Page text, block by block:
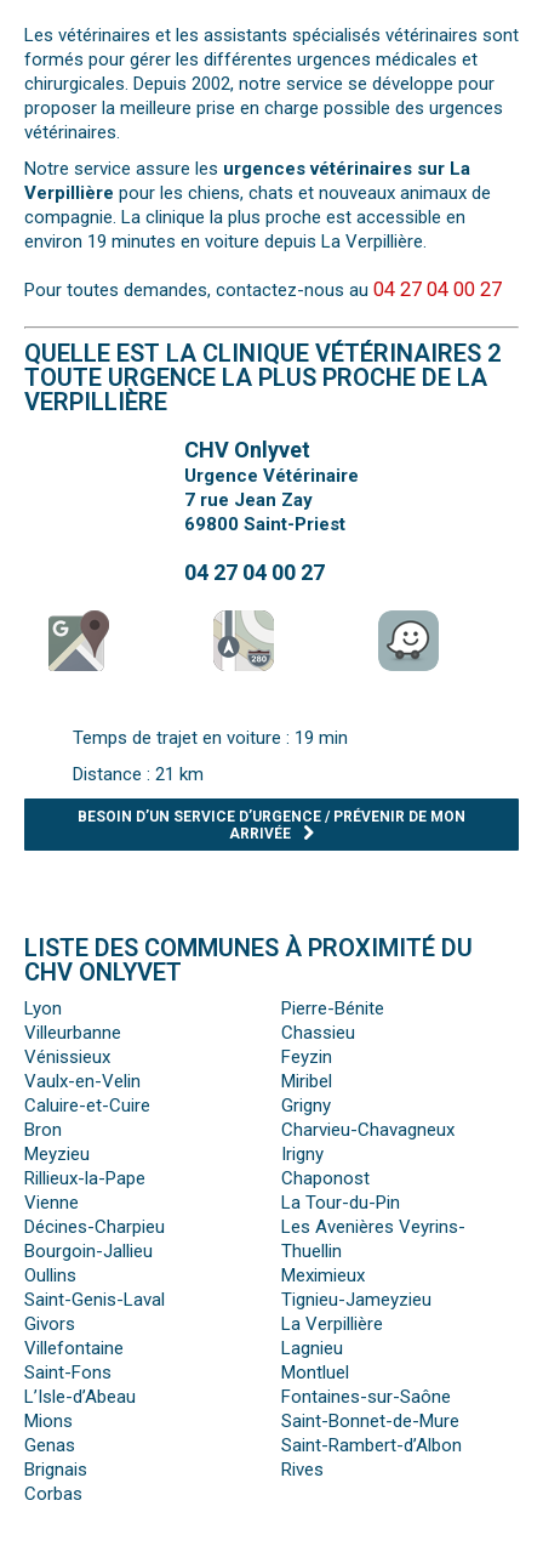
Les vétérinaires et les assistants spécialisés vétérinaires sont
formés pour gérer les différentes urgences médicales et
chirurgicales. Depuis 2002, notre service se développe pour
proposer la meilleure prise en charge possible des urgences
vétérinaires.
Notre service assure les urgences vétérinaires sur La
Verpillière pour les chiens, chats et nouveaux animaux de
compagnie. La clinique la plus proche est accessible en
environ 19 minutes en voiture depuis La Verpillière.
Pour toutes demandes, contactez-nous au 04 27 04 00 27
QUELLE EST LA CLINIQUE VÉTÉRINAIRES 2
TOUTE URGENCE LA PLUS PROCHE DE LA
VERPILLIÈRE
CHV Onlyvet
Urgence Vétérinaire
7 rue Jean Zay
69800 Saint-Priest
04 27 04 00 27
Temps de trajet en voiture : 19 min
Distance : 21 km
BESOIN D’UN SERVICE D’URGENCE / PRÉVENIR DE MON
ARRIVÉE
LISTE DES COMMUNES À PROXIMITÉ DU
CHV ONLYVET
Lyon
Villeurbanne
Vénissieux
Vaulx-en-Velin
Caluire-et-Cuire
Bron
Meyzieu
Rillieux-la-Pape
Vienne
Décines-Charpieu
Bourgoin-Jallieu
Oullins
Saint-Genis-Laval
Givors
Villefontaine
Saint-Fons
L’Isle-d’Abeau
Mions
Genas
Brignais
Corbas
Pierre-Bénite
Chassieu
Feyzin
Miribel
Grigny
Charvieu-Chavagneux
Irigny
Chaponost
La Tour-du-Pin
Les Avenières Veyrins-
Thuellin
Meximieux
Tignieu-Jameyzieu
La Verpillière
Lagnieu
Montluel
Fontaines-sur-Saône
Saint-Bonnet-de-Mure
Saint-Rambert-d’Albon
Rives